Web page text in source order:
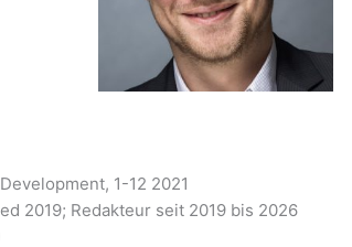
1-12 2021
2019; Redakteur seit 2019 bis 2026